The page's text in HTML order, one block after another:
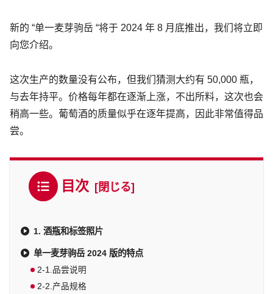
新的 “单一麦芽驹岳 “将于 2024 年 8 月底推出，我们将立即
向您介绍。
这次生产的数量没有公布，但我们猜测大约有 50,000 瓶，
与去年持平。价格每年都在逐渐上涨，不出所料，这次也会
稍高一些。葡萄酒的质量似乎在逐年提高，因此非常值得品
尝。
目次
1. 酒瓶和标签照片
单一麦芽驹岳 2024 版的特点
2-1.品尝说明
2-2.产品规格